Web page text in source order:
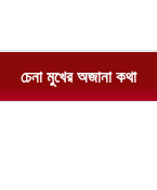
চেনা মুখের অজানা কথা